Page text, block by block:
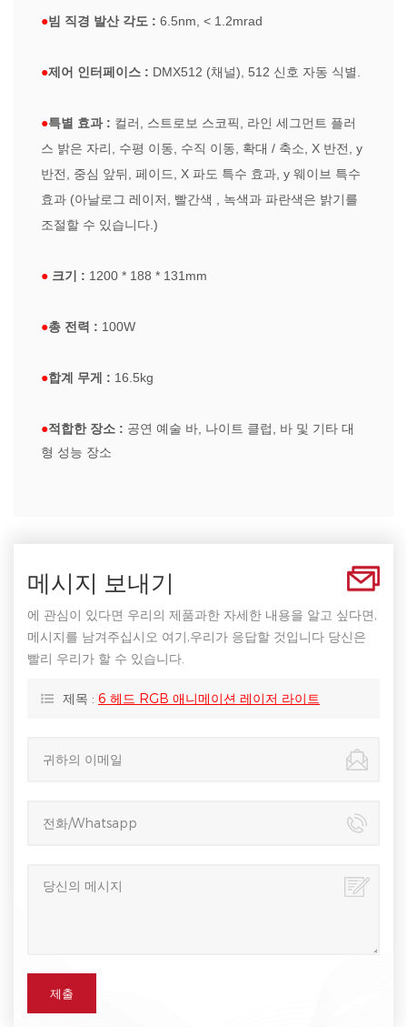
●빔 직경 발산 각도 : 6.5nm, < 1.2mrad
●제어 인터페이스 : DMX512 (채널), 512 신호 자동 식별.
●특별 효과 : 컬러, 스트로보 스코픽, 라인 세그먼트 플러
스 밝은 자리, 수평 이동, 수직 이동, 확대 / 축소, X 반전, y
반전, 중심 앞뒤, 페이드, X 파도 특수 효과, y 웨이브 특수
효과 (아날로그 레이저, 빨간색 , 녹색과 파란색은 밝기를
조절할 수 있습니다.)
● 크기 : 1200 * 188 * 131mm
●총 전력 : 100W
●합계 무게 : 16.5kg
●적합한 장소 : 공연 예술 바, 나이트 클럽, 바 및 기타 대
형 성능 장소
메시지 보내기
에 관심이 있다면 우리의 제품과한 자세한 내용을 알고 싶다면,
메시지를 남겨주십시오 여기,우리가 응답할 것입니다 당신은
빨리 우리가 할 수 있습니다.
제목 : 6 헤드 RGB 애니메이션 레이저 라이트